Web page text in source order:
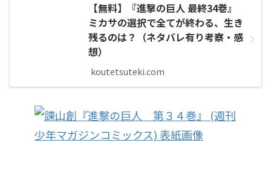
【無料】『進撃の巨人 最終34巻』
ミカサの選択で全てが終わる、生き
残るのは？（ネタバレ有り考察・感
想）
koutetsuteki.com